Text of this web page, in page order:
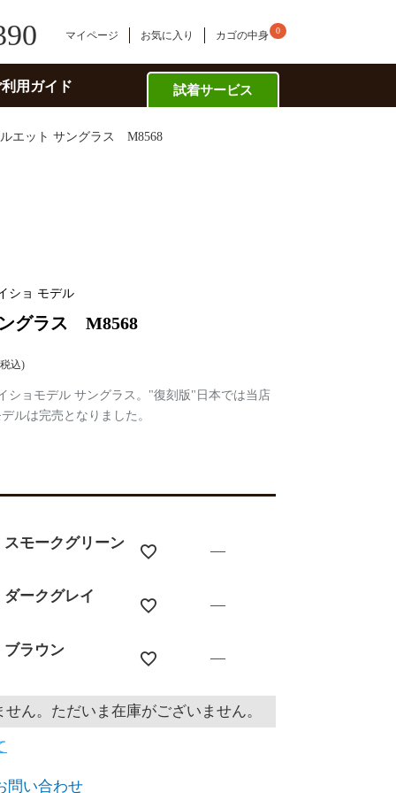
マイページ お気に入り カゴの中身 0
用ガイド 試着サービス
エット サングラス M8568
ショ モデル
グラス M8568
税込
ショモデル サングラス。"復刻版"日本では当店
ルは完売となりました。
モークグリーン —
ークグレイ —
ラウン —
ん。ただいま在庫がございません。
問い合わせ